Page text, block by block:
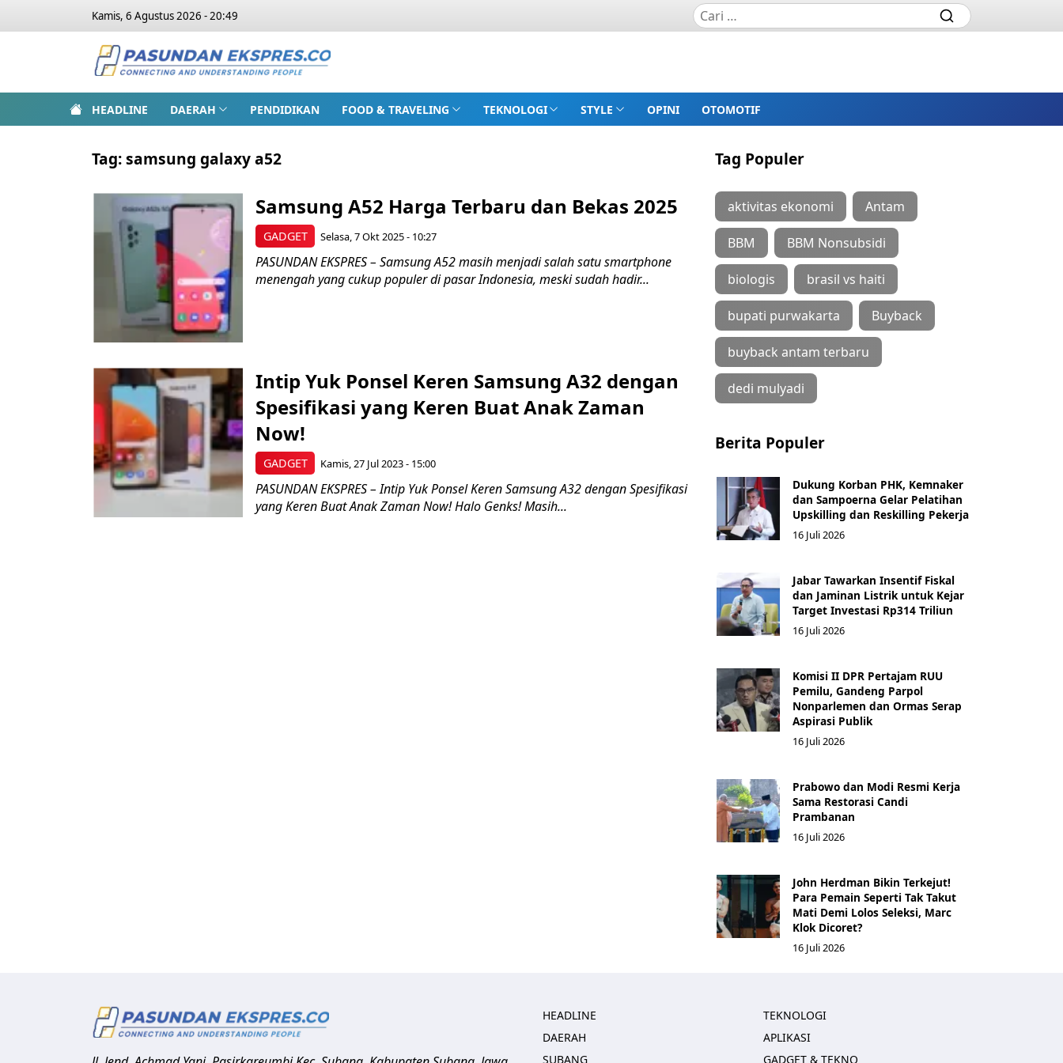
Kamis, 6 Agustus 2026 - 20:49
HEADLINE DAERAH PENDIDIKAN FOOD & TRAVELING TEKNOLOGI STYLE OPINI OTOMOTIF
Tag:samsung galaxy a52
GADGET
Samsung A52 Harga Terbaru dan Bekas 2025
Selasa, 7 Okt 2025 - 10:27
PASUNDAN EKSPRES – Samsung A52 masih menjadi salah satu smartphone
menengah yang cukup populer di pasar Indonesia, meski sudah hadir...
GADGET
Intip Yuk Ponsel Keren Samsung A32 dengan
Spesifikasi yang Keren Buat Anak Zaman
Now!
Kamis, 27 Jul 2023 - 15:00
PASUNDAN EKSPRES – Intip Yuk Ponsel Keren Samsung A32 dengan Spesifikasi
yang Keren Buat Anak Zaman Now! Halo Genks! Masih...
Tag Populer
aktivitas ekonomi Antam
BBM BBM Nonsubsidi
biologis brasil vs haiti
bupati purwakarta Buyback
buyback antam terbaru
dedi mulyadi
Berita Populer
Dukung Korban PHK, Kemnaker
dan Sampoerna Gelar Pelatihan
Upskilling dan Reskilling Pekerja
16 Juli 2026
Jabar Tawarkan Insentif Fiskal
dan Jaminan Listrik untuk Kejar
Target Investasi Rp314 Triliun
16 Juli 2026
Komisi II DPR Pertajam RUU
Pemilu, Gandeng Parpol
Nonparlemen dan Ormas Serap
Aspirasi Publik
16 Juli 2026
Prabowo dan Modi Resmi Kerja
Sama Restorasi Candi
Prambanan
16 Juli 2026
John Herdman Bikin Terkejut!
Para Pemain Seperti Tak Takut
Mati Demi Lolos Seleksi, Marc
Klok Dicoret?
16 Juli 2026
HEADLINE
DAERAH
SUBANG
TEKNOLOGI
APLIKASI
GADGET & TEKNO